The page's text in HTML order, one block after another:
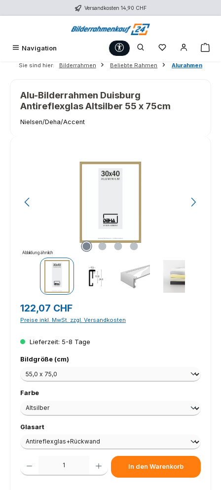
Zum Hauptinhalt springen Versandkosten 14,90 CHF
Navigation Werkzeugleiste anzeigen
Du hast 0
Sie sind hier: Bilderrahmen Beliebte Rahmen Alurahmen
Alu-Bilderrahmen Duisburg
Antireflexglas Altsilber 55 x 75cm
Nielsen/Deha/Accent
Abbildung ähnlich
Regulärer Preis:
122,07 CHF
Preise inkl. MwSt. zzgl. Versandkosten
Lieferzeit: 5-8 Tage
Bildgröße (cm)
Farbeauswählen
Glasartauswählen
Produkt Anzahl: Gib den gewünschten Wert ein oder benutze die
In den Warenkorb